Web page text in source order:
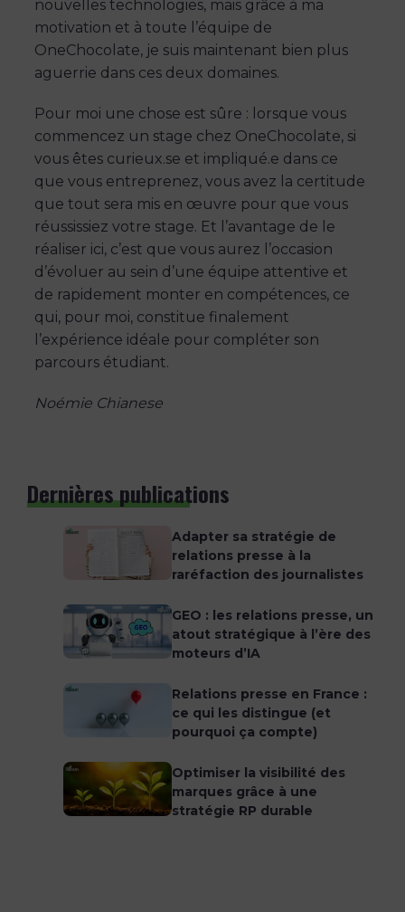
nouvelles technologies, mais grâce à ma
motivation et à toute l’équipe de
OneChocolate, je suis maintenant bien plus
aguerrie dans ces deux domaines.
Pour moi une chose est sûre : lorsque vous
commencez un stage chez OneChocolate, si
vous êtes curieux.se et impliqué.e dans ce
que vous entreprenez, vous avez la certitude
que tout sera mis en œuvre pour que vous
réussissiez votre stage. Et l’avantage de le
réaliser ici, c’est que vous aurez l’occasion
d’évoluer au sein d’une équipe attentive et
de rapidement monter en compétences, ce
qui, pour moi, constitue finalement
l’expérience idéale pour compléter son
parcours étudiant.
Noémie Chianese
Dernières publications
Adapter sa stratégie de
relations presse à la
raréfaction des journalistes
GEO : les relations presse, un
atout stratégique à l’ère des
moteurs d’IA
Relations presse en France :
ce qui les distingue (et
pourquoi ça compte)
Optimiser la visibilité des
marques grâce à une
stratégie RP durable